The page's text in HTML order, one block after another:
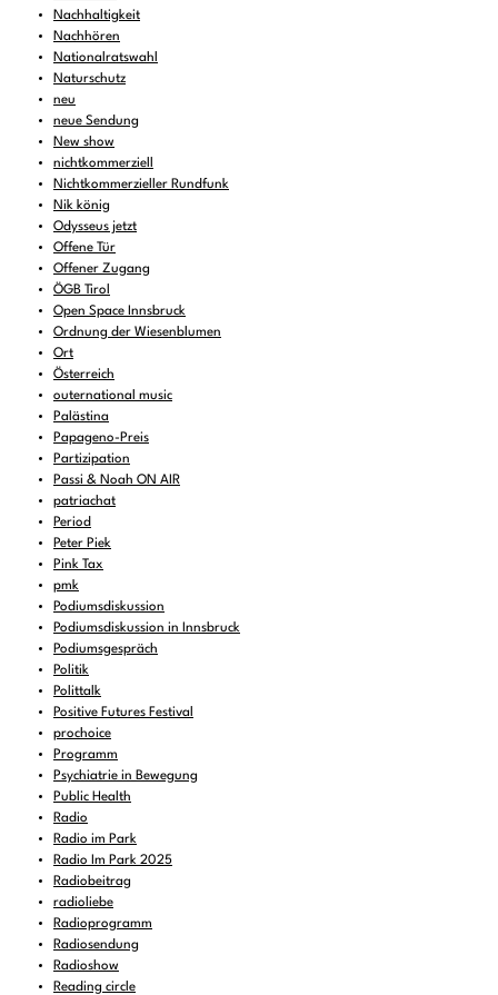
Nachhaltigkeit
Nachhören
Nationalratswahl
Naturschutz
neu
neue Sendung
New show
nichtkommerziell
Nichtkommerzieller Rundfunk
Nik könig
Odysseus jetzt
Offene Tür
Offener Zugang
ÖGB Tirol
Open Space Innsbruck
Ordnung der Wiesenblumen
Ort
Österreich
outernational music
Palästina
Papageno-Preis
Partizipation
Passi & Noah ON AIR
patriachat
Period
Peter Piek
Pink Tax
pmk
Podiumsdiskussion
Podiumsdiskussion in Innsbruck
Podiumsgespräch
Politik
Polittalk
Positive Futures Festival
prochoice
Programm
Psychiatrie in Bewegung
Public Health
Radio
Radio im Park
Radio Im Park 2025
Radiobeitrag
radioliebe
Radioprogramm
Radiosendung
Radioshow
Reading circle